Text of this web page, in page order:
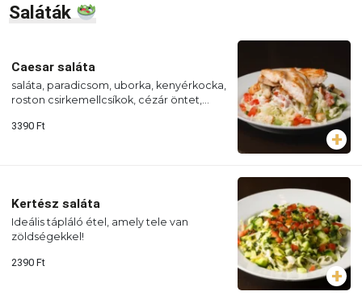
Saláták
Caesar saláta
saláta, paradicsom, uborka, kenyérkocka,
roston csirkemellcsíkok, cézár öntet,
hal, tejtermék, mustár)
3390 Ft
Kertész saláta
Ideális tápláló étel, amely tele van
zöldségekkel!
2390 Ft